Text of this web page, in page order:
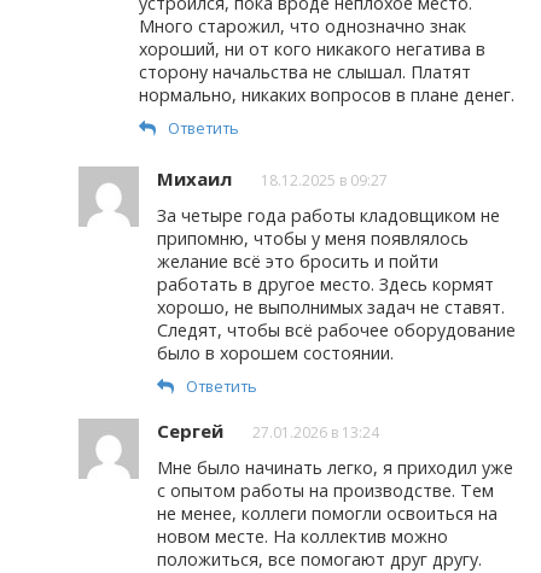
Много старожил, что однозначно знак
хороший, ни от кого никакого негатива в
сторону начальства не слышал. Платят
нормально, никаких вопросов в плане денег.
Ответить
Михаил 18.12.2025 в 09:27
За четыре года работы кладовщиком не
припомню, чтобы у меня появлялось
желание всё это бросить и пойти
работать в другое место. Здесь кормят
хорошо, не выполнимых задач не ставят.
Следят, чтобы всё рабочее оборудование
было в хорошем состоянии.
Ответить
Сергей 27.01.2026 в 13:24
Мне было начинать легко, я приходил уже
с опытом работы на производстве. Тем
не менее, коллеги помогли освоиться на
новом месте. На коллектив можно
положиться, все помогают друг другу.